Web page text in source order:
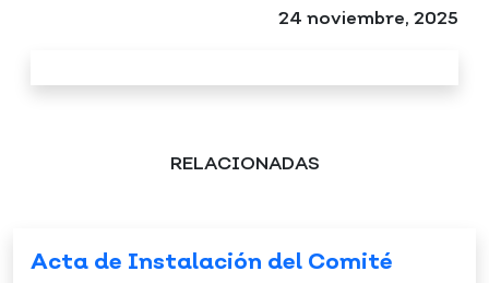
24 noviembre, 2025
RELACIONADAS
Acta de Instalación del Comité